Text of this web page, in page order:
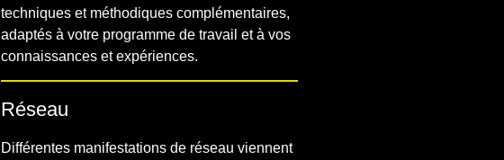
techniques et méthodiques complémentaires,
adaptés à votre programme de travail et à vos
connaissances et expériences.
Réseau
Différentes manifestations de réseau viennent